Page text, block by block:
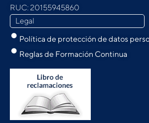
RUC: 20155945860
Legal
Política de protección de datos
Reglas de Formación Continua